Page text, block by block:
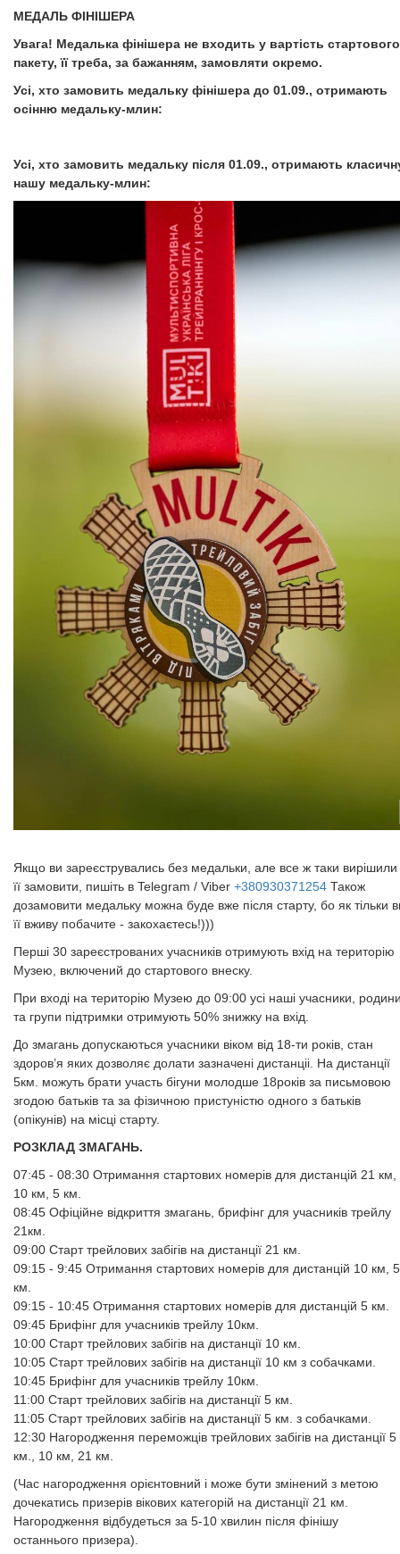
МЕДАЛЬ ФІНІШЕРА
Увага! Медалька фінішера не входить у вартість стартового
пакету, її треба, за бажанням, замовляти окремо.
Усі, хто замовить медальку фінішера до 01.09., отримають
осінню медальку-млин:
Усі, хто замовить медальку після 01.09., отримають
нашу медальку-млин:
Якщо ви зареєструвались без медальки, але все ж таки вирішили
її замовити, пишіть в Telegram / Viber +380930371254 Також
дозамовити медальку можна буде вже після старту, бо як тільки
її вживу побачите - закохаєтесь!)))​​​​​​​
Перші 30 зареєстрованих учасників отримують вхід на територію
Музею, включений до стартового внеску.
При вході на територію Музею до 09:00 усі наші учасники,
та групи підтримки отримують 50% знижку на вхід.
До змагань допускаються учасники віком від 18-ти років, стан
здоров’я яких дозволяє долати зазначені дистанціі. На дистанції
5км. можуть брати участь бігуни молодше 18років за письмовою
згодою батьків та за фізичною пристуністю одного з батьків
(опікунів) на місці старту.
РОЗКЛАД ЗМАГАНЬ.
07:45 - 08:30 Отримання стартових номерів для дистанцій 21 км,
10 км, 5 км.
08:45 Офіційне відкриття змагань, брифінг для учасників трейлу
21км.
09:00 Старт трейлових забігів на дистанції 21 км.
09:15 - 9:45 Отримання стартових номерів для дистанцій 10 км, 5
км.
09:15 - 10:45 Отримання стартових номерів для дистанцій 5 км.
09:45 Брифінг для учасників трейлу 10км.
10:00 Старт трейлових забігів на дистанції 10 км.
10:05 Старт трейлових забігів на дистанції 10 км з собачками.
10:45 Брифінг для учасників трейлу 10км.
11:00 Старт трейлових забігів на дистанції 5 км.
11:05 Старт трейлових забігів на дистанції 5 км. з собачками.
12:30 Нагородження переможців трейлових забігів на дистанції 5
км., 10 км, 21 км.
(Час нагородження орієнтовний і може бути змінений з метою
дочекатись призерів вікових категорій на дистанції 21 км.
Нагородження відбудеться за 5-10 хвилин після фінішу
останнього призера).